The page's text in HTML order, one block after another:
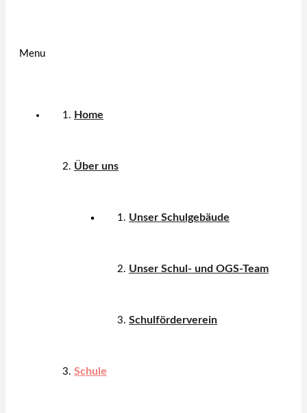
Menu
Home
Über uns
Unser Schulgebäude
Unser Schul- und OGS-Team
Schulförderverein
Schule